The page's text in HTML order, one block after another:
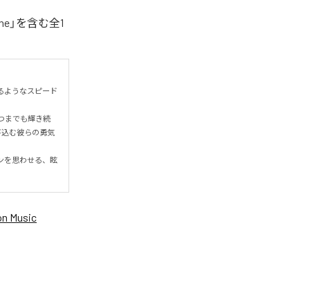
」を含む全1
ようなスピード
までも輝き続
む彼らの勇気
を思わせる、眩
Music